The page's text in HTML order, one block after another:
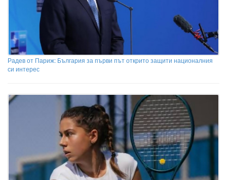
Радев от Париж: България за първи път открито защити националния
си интерес